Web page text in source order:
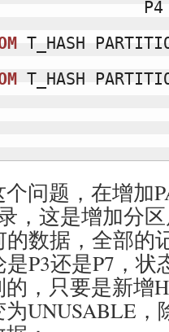
T_HASH
T_HASH
问题，在增加
，这是增加分
的数据，全部的
P3还是P7，状
，只要是新增
UNUSABLE，